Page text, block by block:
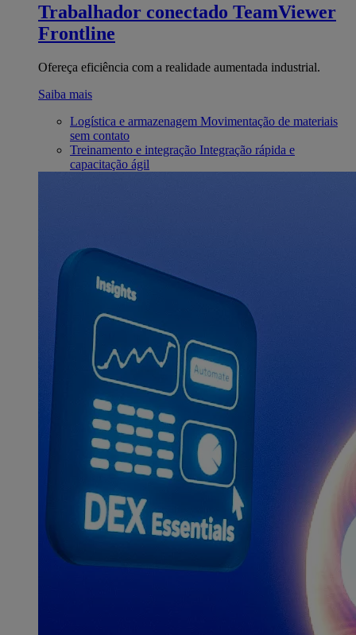
Trabalhador conectado TeamViewer
Frontline
Ofereça eficiência com a realidade aumentada industrial.
Saiba mais
Logística e armazenagem Movimentação de materiais
sem contato
Treinamento e integração Integração rápida e
capacitação ágil